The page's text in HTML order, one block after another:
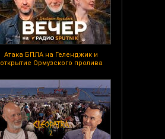
Атака БПЛА на Геленджик и
открытие Ормузского пролива